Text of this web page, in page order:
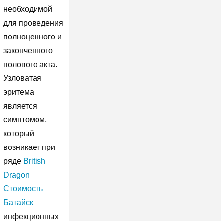
необходимой
для проведения
полноценного и
законченного
полового акта.
Узловатая
эритема
является
симптомом,
который
возникает при
ряде British
Dragon
Стоимость
Батайск
инфекционных